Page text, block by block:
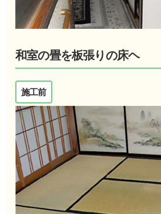
和室の畳を板張りの床ヘ
施工前